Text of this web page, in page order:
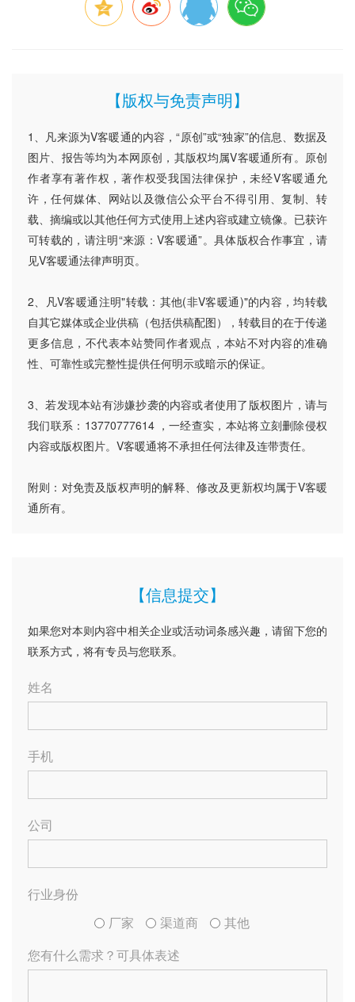
【版权与免责声明】
1、凡来源为V客暖通的内容，“原创”或“独家”的信息、数据及
图片、报告等均为本网原创，其版权均属V客暖通所有。原创
作者享有著作权，著作权受我国法律保护，未经V客暖通允
许，任何媒体、网站以及微信公众平台不得引用、复制、转
载、摘编或以其他任何方式使用上述内容或建立镜像。已获许
可转载的，请注明“来源：V客暖通”。具体版权合作事宜，请
见V客暖通法律声明页。
2、凡V客暖通注明"转载：其他(非V客暖通)"的内容，均转载
自其它媒体或企业供稿（包括供稿配图），转载目的在于传递
更多信息，不代表本站赞同作者观点，本站不对内容的准确
性、可靠性或完整性提供任何明示或暗示的保证。
3、若发现本站有涉嫌抄袭的内容或者使用了版权图片，请与
我们联系：13770777614 ，一经查实，本站将立刻删除侵权
内容或版权图片。V客暖通将不承担任何法律及连带责任。
附则：对免责及版权声明的解释、修改及更新权均属于V客暖
通所有。